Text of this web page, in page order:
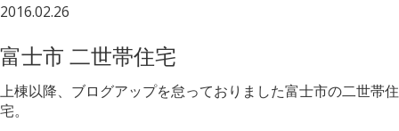
2016.02.26
富士市 二世帯住宅
上棟以降、ブログアップを怠っておりました富士市の二世帯住
宅。